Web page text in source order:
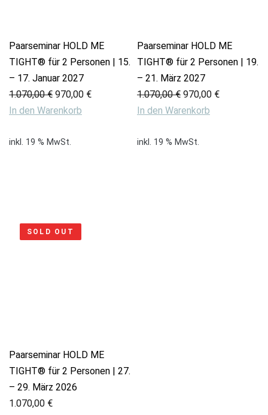
Paarseminar HOLD ME
TIGHT® für 2 Personen | 15.
– 17. Januar 2027
1.070,00€
Ursprünglicher
Preis
1.070,00 €
970,00 €
Aktueller
Preis
970,00 €.
In den Warenkorb
inkl. 19 % MwSt.
Paarseminar HOLD ME
TIGHT® für 2 Personen | 19.
– 21. März 2027
1.070,00€
Ursprünglicher
Preis
1.070,00 €
970,00 €
Aktueller
Preis
970,00 €.
In den Warenkorb
inkl. 19 % MwSt.
SOLD OUT
Paarseminar HOLD ME
TIGHT® für 2 Personen | 27.
– 29. März 2026
1.070,00 €